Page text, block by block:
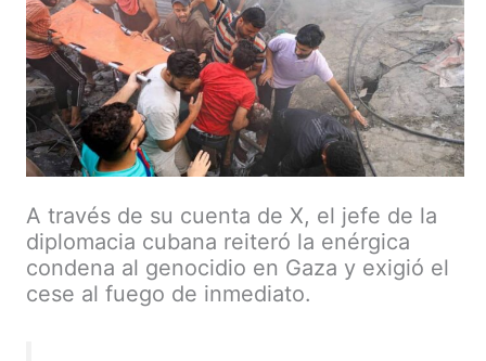
A través de su cuenta de X, el jefe de la
diplomacia cubana reiteró la enérgica
condena al genocidio en Gaza y exigió el
cese al fuego de inmediato.